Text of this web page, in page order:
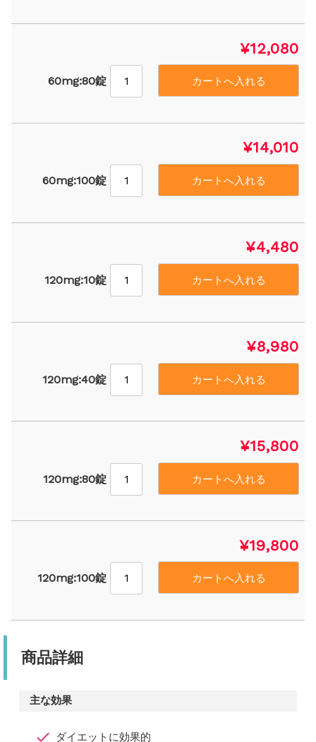
¥12,080
60mg:80錠
¥14,010
60mg:100錠
¥4,480
120mg:10錠
¥8,980
120mg:40錠
¥15,800
120mg:80錠
¥19,800
120mg:100錠
商品詳細
主な効果
ダイエットに効果的